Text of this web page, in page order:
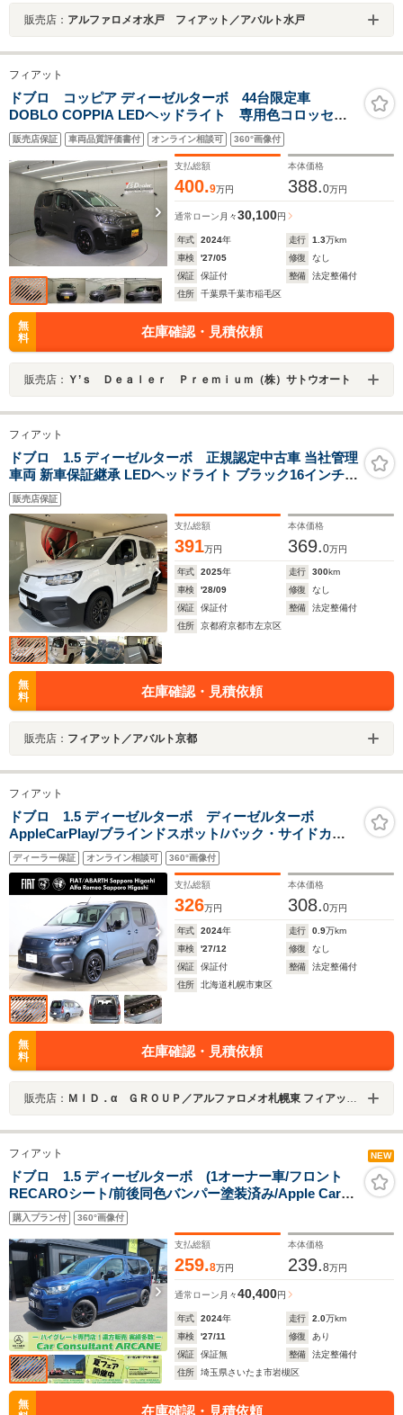
販売店： アルファロメオ水戸 フィアット／アバルト水戸
フィアット
ドブロ コッピア ディーゼルターボ 44台限定車
DOBLO COPPIA LEDヘッドライト 専用色コロッセオ
グレー ディスプレイオーディオ バックカメラ ETC 前後
タイプドラレコ 専用エクステリアカラー 専用ブラックア
ルミホイール
販売店保証 車両品質評価書付 オンライン相談可 360°画像付
支払総額
400.9万円
本体価格
388.0万円
通常ローン 月々30,100円
年式 2024年 走行 1.3万km
車検
'27/05 修復
なし
保証
保証付 整備
法定整備付
住所
千葉県千葉市稲毛区
無
料
在庫確認・見積依頼
販売店： Ｙ’ｓ Ｄｅａｌｅｒ Ｐｒｅｍｉｕｍ（株）サトウオート
フィアット
ドブロ 1.5 ディーゼルターボ 正規認定中古車 当社管理
車両 新車保証継承 LEDヘッドライト ブラック16インチア
ルミホイール 両側スライドドア Apple Car Play/Android
Auto対応 ステアリングヒーター ACC LPA BSM
販売店保証
支払総額
391万円
本体価格
369.0万円
年式 2025年 走行 300km
車検
'28/09 修復
なし
保証
保証付 整備
法定整備付
住所
京都府京都市左京区
無
料
在庫確認・見積依頼
販売店： フィアット／アバルト京都
フィアット
ドブロ 1.5 ディーゼルターボ ディーゼルターボ
AppleCarPlay/ブラインドスポット/バック・サイドカメ
ラ/レーダークルーズ/クリアランスソナー/パドルシフト/
インテリジェントハイビーム/ステアリングリモコン/純正
アルミ/ (ヴォラーレブルー)
ディーラー保証 オンライン相談可 360°画像付
支払総額
326万円
本体価格
308.0万円
年式 2024年 走行 0.9万km
車検
'27/12 修復
なし
保証
保証付 整備
法定整備付
住所
北海道札幌市東区
無
料
在庫確認・見積依頼
販売店： ＭＩＤ．α ＧＲＯＵＰ／アルファロメオ札幌東 フィアット／アバルト札幌東／株式会社ＭＩＤ ＡＬＦＡ
フィアット NEW
ドブロ 1.5 ディーゼルターボ (1オーナー車/フロント
RECAROシート/前後同色バンパー塗装済み/Apple Car
Play対応純正ディスプレイオーディオ/USB/Bトゥース/B
カメラ/純正17インチAW/LEDヘッドライト/フォグランプ/
スマートキー)
購入プラン付 360°画像付
支払総額
259.8万円
本体価格
239.8万円
通常ローン 月々40,400円
年式 2024年 走行 2.0万km
車検
'27/11 修復
あり
保証
保証無 整備
法定整備付
住所
埼玉県さいたま市岩槻区
無
在庫確認・見積依頼